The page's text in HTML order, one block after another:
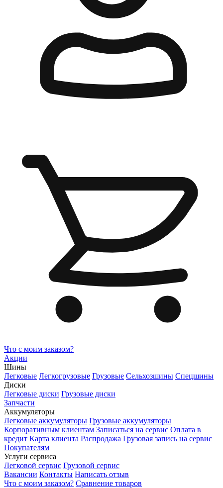
Что с моим заказом?
Акции
Шины
Легковые Легкогрузовые Грузовые Сельхозшины Спецшины
Диски
Легковые диски Грузовые диски
Запчасти
Аккумуляторы
Легковые аккумуляторы Грузовые аккумуляторы
Корпоративным клиентам Записаться на сервис Оплата в
кредит Карта клиента Распродажа Грузовая запись на сервис
Покупателям
Услуги сервиса
Легковой сервис Грузовой сервис
Вакансии Контакты Написать отзыв
Что с моим заказом? Сравнение товаров